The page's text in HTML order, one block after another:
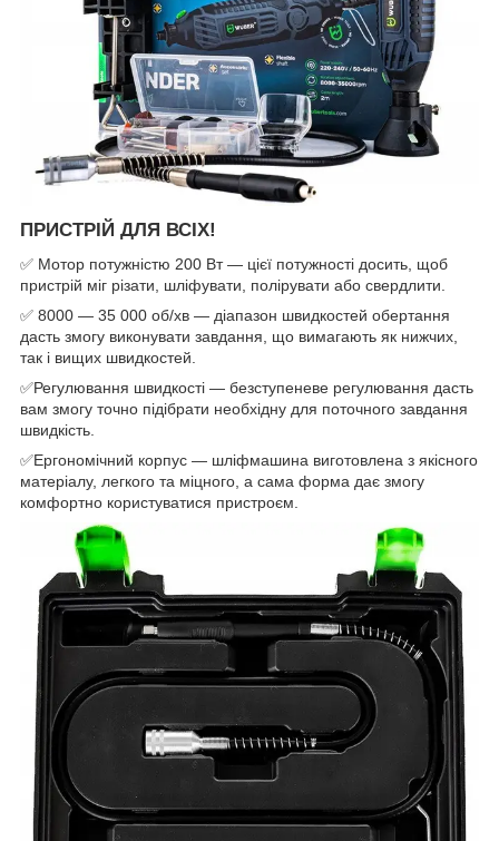
ПРИСТРІЙ ДЛЯ ВСІХ!
✅ Мотор потужністю 200 Вт — цієї потужності досить, щоб
пристрій міг різати, шліфувати, полірувати або свердлити.
✅ 8000 — 35 000 об/хв — діапазон швидкостей обертання
дасть змогу виконувати завдання, що вимагають як нижчих,
так і вищих швидкостей.
✅Регулювання швидкості — безступеневе регулювання дасть
вам змогу точно підібрати необхідну для поточного завдання
швидкість.
✅Ергономічний корпус — шліфмашина виготовлена з якісного
матеріалу, легкого та міцного, а сама форма дає змогу
комфортно користуватися пристроєм.